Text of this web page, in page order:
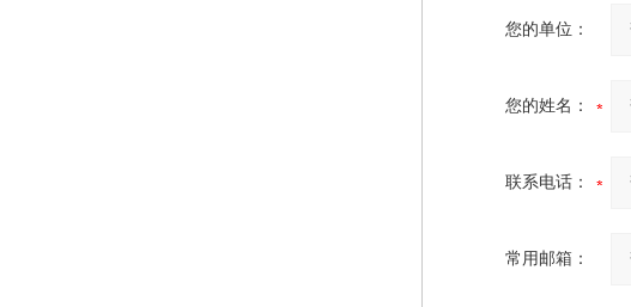
您的单位：
您的姓名：
联系电话：
常用邮箱：